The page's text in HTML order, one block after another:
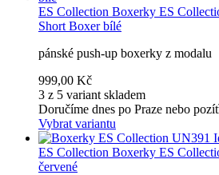
ES Collection Boxerky ES
Short Boxer bílé
pánské push-up boxerky z modalu
999,00 Kč
3 z 5 variant skladem
Doručíme dnes po Praze nebo
Vybrat variantu
ES Collection Boxerky ES
červené